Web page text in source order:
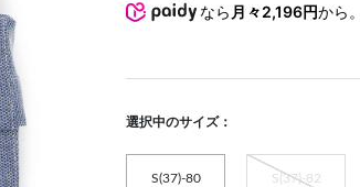
なら 月々2,196円から
選択中のサイズ：
S(37)-80 S(37)-82